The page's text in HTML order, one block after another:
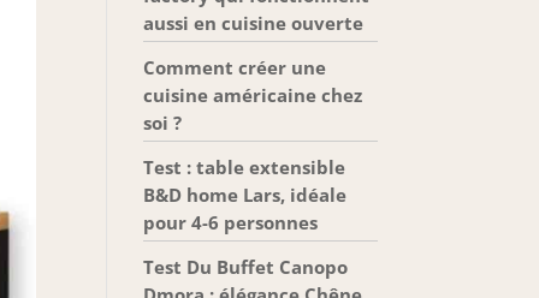
aussi en cuisine ouverte
Comment créer une
cuisine américaine chez
soi ?
Test : table extensible
B&D home Lars, idéale
pour 4-6 personnes
Test Du Buffet Canopo